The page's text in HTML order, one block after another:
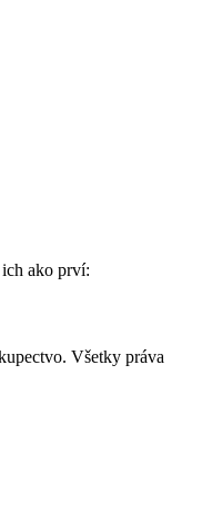
ako prví:
Všetky práva